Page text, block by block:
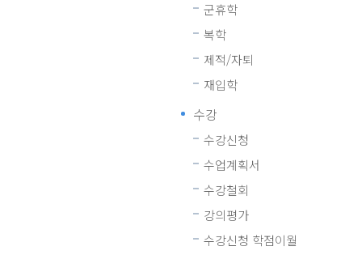
군휴학
복학
제적/자퇴
재입학
수강
수강신청
수업계획서
수강철회
강의평가
수강신청 학점이월